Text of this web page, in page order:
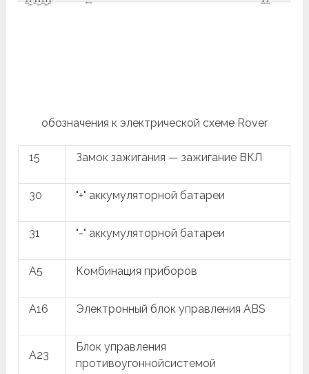
обозначения к электрической схеме Rover
15 Замок зажигания — зажигание ВКЛ
30 "+" аккумуляторной батареи
31 "-" аккумуляторной батареи
A5 Комбинация приборов
A16 Электронный блок управления ABS
A23
Блок управления
противоугоннойсистемой